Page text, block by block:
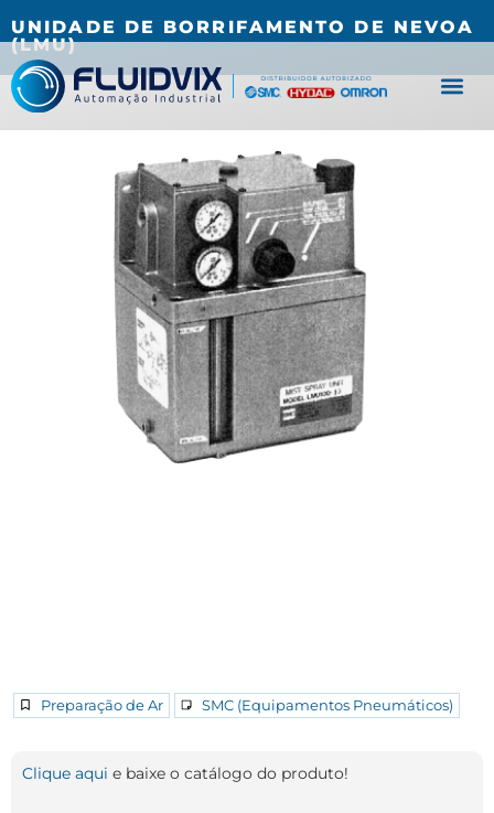
(27) 3067-0001 fluidvix@fluidvix.com.br
UNIDADE DE BORRIFAMENTO DE NEVOA
(LMU)
Preparação de Ar SMC (Equipamentos Pneumáticos)
Clique aqui e baixe o catálogo do produto!